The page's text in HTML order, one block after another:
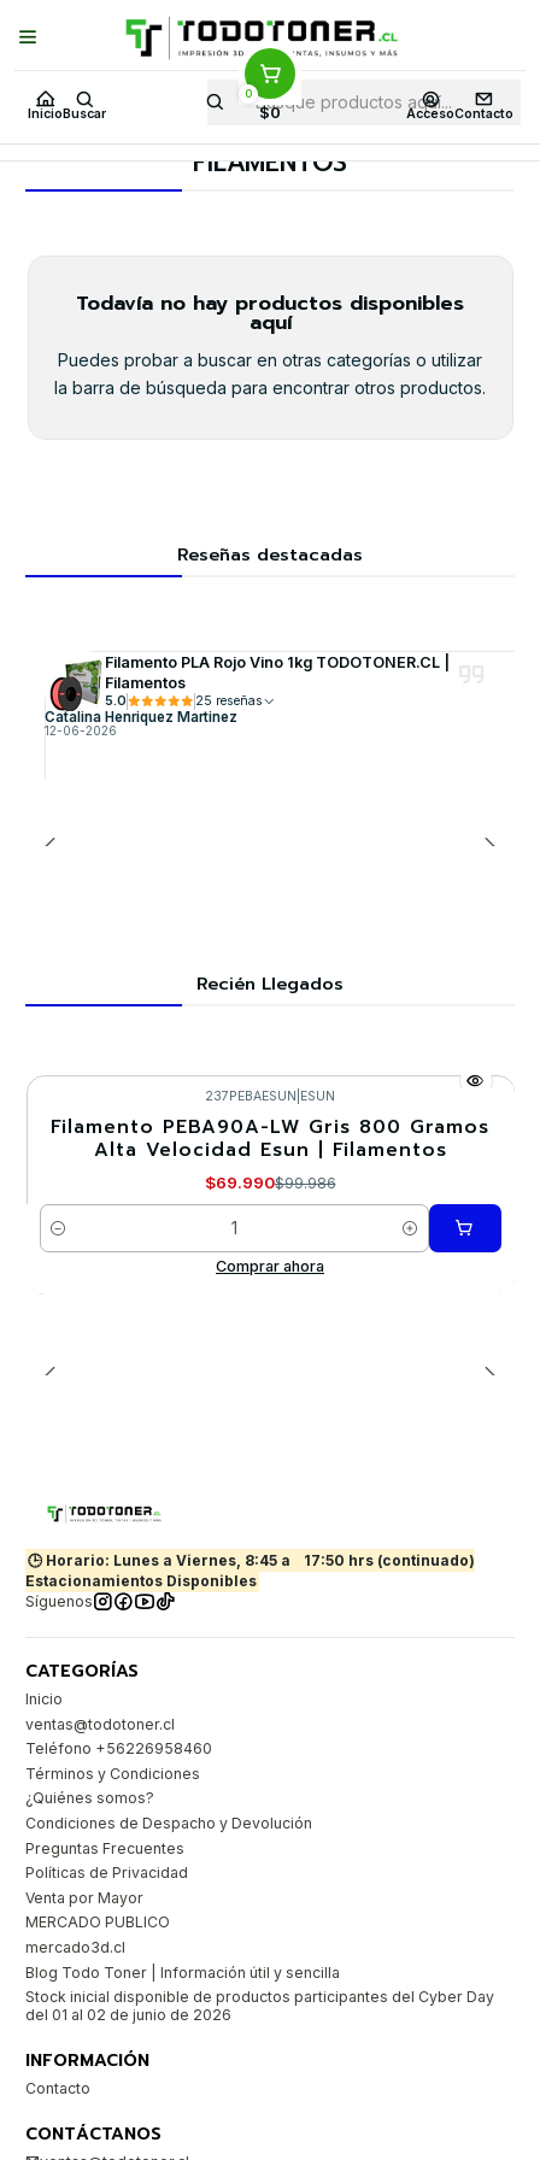
Inicio Buscar
0
$0 AccesoContacto
Puedes Elegir: Comprar enTienda· Despachoa Todo Chile · Retiro en
Tienda en24 Horas
Inicio Todo 3D FILAMENTOS TODO ABS.TODO 3D
FILAMENTOS
FILAMENTOS
Todavía no hay productos disponibles
aquí
Puedes probar a buscar en otras categorías o utilizar
la barra de búsqueda para encontrar otros productos.
Reseñas destacadas
Filamento PLA Rojo Vino 1kg TODOTONER.CL |
Filamentos
5.0 25 reseñas
Catalina Henriquez Martinez
12-06-2026
Recién Llegados
-30%
237PEBAESUN ESUN
Filamento PEBA90A-LW Gris 800 Gramos
Alta Velocidad Esun | Filamentos
$69.990$99.986
Cantidad
Comprar ahora
🕒 Horario: Lunes a Viernes, 8:45 a
17:50 hrs (continuado)
Estacionamientos Disponibles
Síguenos
CATEGORÍAS
Inicio
ventas@todotoner.cl
Teléfono +56226958460
Términos y Condiciones
¿Quiénes somos?
Condiciones de Despacho y Devolución
Preguntas Frecuentes
Políticas de Privacidad
Venta por Mayor
MERCADO PUBLICO
mercado3d.cl
Blog Todo Toner | Información útil y sencilla
Stock inicial disponible de productos participantes del Cyber Day
del 01 al 02 de junio de 2026
INFORMACIÓN
Contacto
CONTÁCTANOS